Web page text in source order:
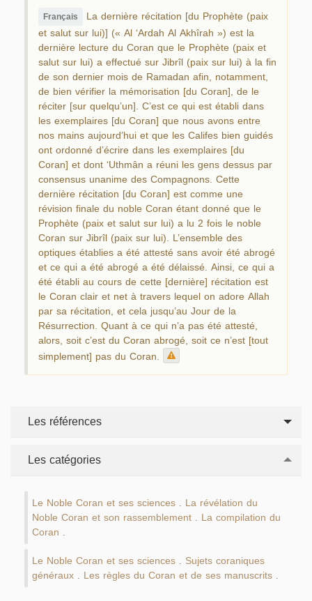
Français
La dernière récitation [du Prophète (paix
et salut sur lui)] (« Al ‘Ardah Al Akhîrah ») est la
dernière lecture du Coran que le Prophète (paix et
salut sur lui) a effectué sur Jibrîl (paix sur lui) à la fin
de son dernier mois de Ramadan afin, notamment,
de bien vérifier la mémorisation [du Coran], de le
réciter [sur quelqu’un]. C’est ce qui est établi dans
les exemplaires [du Coran] que nous avons entre
nos mains aujourd’hui et que les Califes bien guidés
ont ordonné d’écrire dans les exemplaires [du
Coran] et dont ‘Uthmân a réuni les gens dessus par
consensus unanime des Compagnons. Cette
dernière récitation [du Coran] est comme une
révision finale du noble Coran étant donné que le
Prophète (paix et salut sur lui) a lu 2 fois le noble
Coran sur Jibrîl (paix sur lui). L’ensemble des
optiques établies a été attesté sans avoir été abrogé
et ce qui a été abrogé a été délaissé. Ainsi, ce qui a
été établi au cours de cette [dernière] récitation est
le Coran clair et net à travers lequel on adore Allah
par sa récitation, et cela jusqu’au Jour de la
Résurrection. Quant à ce qui n’a pas été attesté,
alors, soit c’est du Coran abrogé, soit ce n’est [tout
simplement] pas du Coran.
Les références
Les catégories
Le Noble Coran et ses sciences La révélation du
Noble Coran et son rassemblement La compilation du
Coran
Le Noble Coran et ses sciences Sujets coraniques
généraux Les règles du Coran et de ses manuscrits